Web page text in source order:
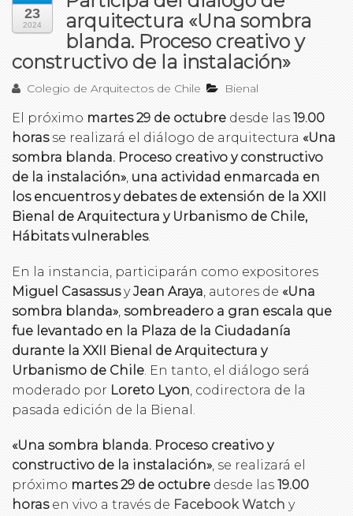
23
2024
arquitectura «Una sombra
blanda. Proceso creativo y
constructivo de la instalación»
Colegio de Arquitectos de Chile Bienal
El próximo martes 29 de octubre desde las 19.00
horasse realizará el diálogo de arquitectura «Una
sombra blanda. Proceso creativo y constructivo
de la instalación», una actividad enmarcada en
los encuentros y debates de extensión de la XXII
Bienal de Arquitectura y Urbanismo de Chile,
Hábitats vulnerables.
En la instancia, participarán como expositores
Miguel CasassusyJean Araya, autores de «Una
sombra blanda», sombreadero a gran escala que
fue levantado en la Plaza de la Ciudadanía
durante la XXII Bienal de Arquitectura y
Urbanismo de Chile. En tanto, el diálogo será
moderado por Loreto Lyon, codirectora de la
pasada edición de la Bienal.
«Una sombra blanda. Proceso creativo y
constructivo de la instalación», se realizará el
próximo martes 29 de octubre desde las 19.00
horasen vivo a través de Facebook Watch y